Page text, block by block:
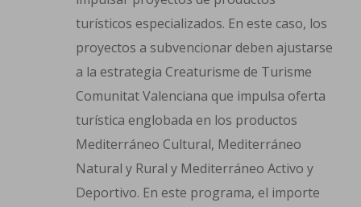
turísticos especializados. En este caso, los
proyectos a subvencionar deben ajustarse
a la estrategia Creaturisme de Turisme
Comunitat Valenciana que impulsa oferta
turística englobada en los productos
Mediterráneo Cultural, Mediterráneo
Natural y Rural y Mediterráneo Activo y
Deportivo. En este programa, el importe